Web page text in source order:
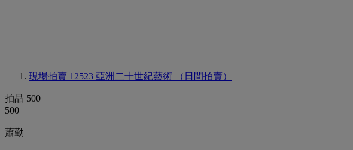
現場拍賣 12523 亞洲二十世紀藝術 （日間拍賣）
拍品 500
500
蕭勤